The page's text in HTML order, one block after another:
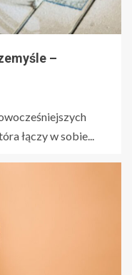
–
łączy w sobie...